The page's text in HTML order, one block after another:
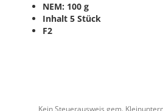
NEM: 100 g
Inhalt 5 Stück
F2
Kein Steuerausweis gem.